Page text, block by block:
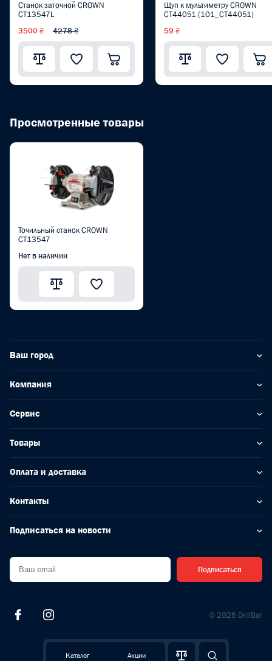
Каталог Акции
Станок заточной CROWN
CT13547L
3500 ₴ 4278 ₴
Щуп к мультиметру CROWN
CT44051 (101_CT44051)
59 ₴
Просмотренные товары
Точильный станок CROWN
CT13547
Нет в наличии
Ваш город
Компания
Сервис
Товары
Оплата и доставка
Контакты
Подписаться на новости
Подписаться
© 2026 DrillBar